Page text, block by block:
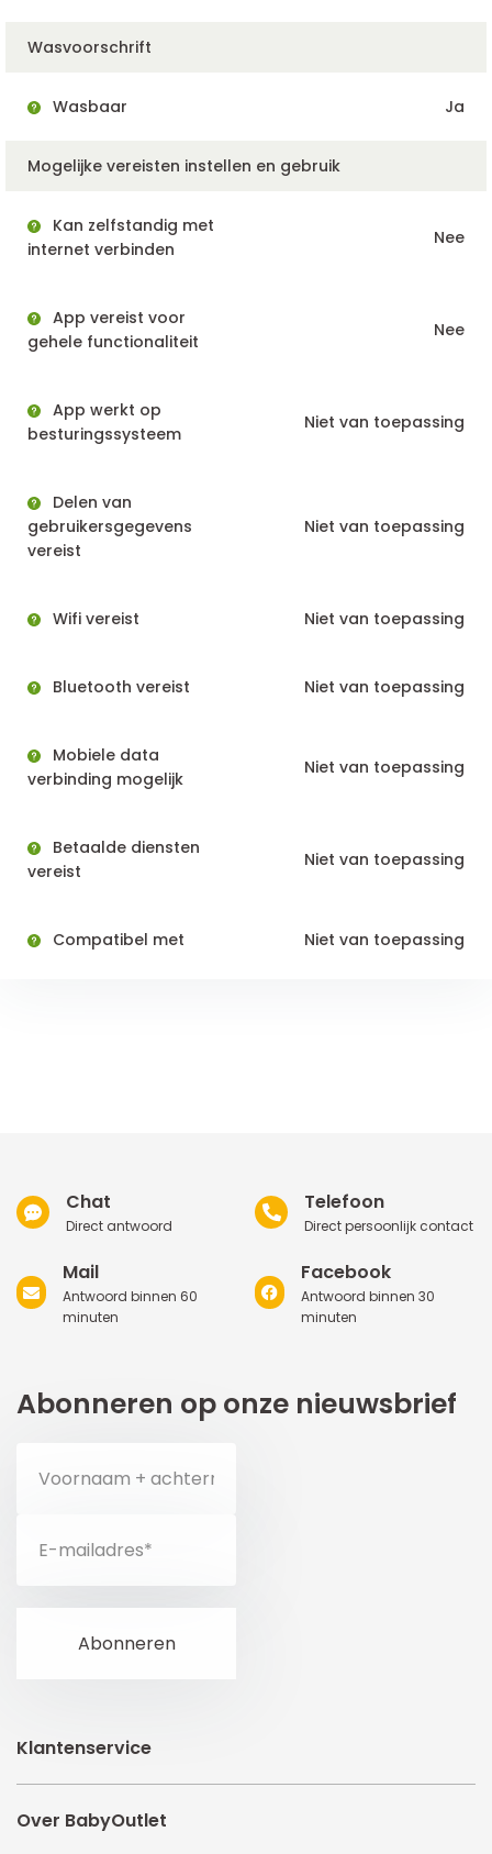
Wasvoorschrift
Wasbaar Ja
Mogelijke vereisten instellen en gebruik
Kan zelfstandig met
internet verbinden
Nee
App vereist voor
gehele functionaliteit
Nee
App werkt op
besturingssysteem
Niet van toepassing
Delen van
gebruikersgegevens
vereist
Niet van toepassing
Wifi vereist Niet van toepassing
Bluetooth vereist Niet van toepassing
Mobiele data
verbinding mogelijk
Niet van toepassing
Betaalde diensten
vereist
Niet van toepassing
Compatibel met Niet van toepassing
Chat
Direct antwoord
Telefoon
Direct persoonlijk contact
Mail
Antwoord binnen 60
minuten
Facebook
Antwoord binnen 30
minuten
Abonneren op onze nieuwsbrief
Klantenservice
Over BabyOutlet